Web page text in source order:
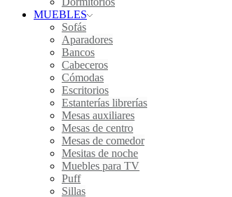
MUEBLES
Sofás
Aparadores
Bancos
Cabeceros
Cómodas
Escritorios
Estanterías librerías
Mesas auxiliares
Mesas de centro
Mesas de comedor
Mesitas de noche
Muebles para TV
Puff
Sillas